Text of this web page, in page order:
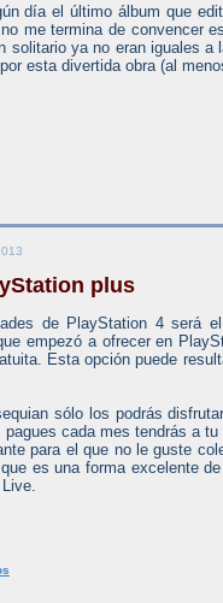
día el último álbum que
me termina de convencer
solitario ya no eran iguales
esta divertida obra (al
plus
de PlayStation 4 será
empezó a ofrecer en
Esta opción puede
sólo los podrás
cada mes tendrás a
para el que no le guste
es una forma excelente